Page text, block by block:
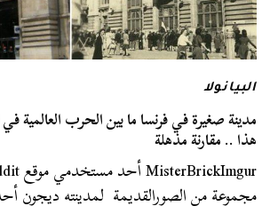
البيانولا
مدينة صغيرة في فرنسا ما بين الحرب العالمية في
هذا .. مقارنة مذهلة
مجموعة من الصورالقديمة لمدينته ديجون